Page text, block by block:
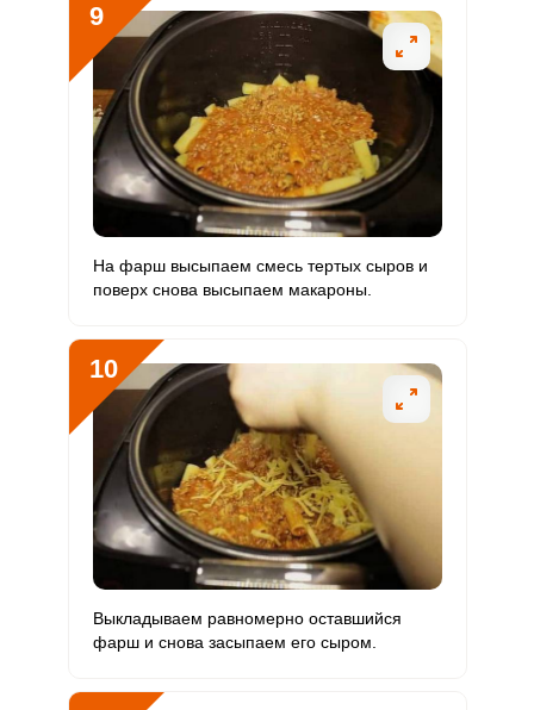
9
На фарш высыпаем смесь тертых сыров и
поверх снова высыпаем макароны.
10
Выкладываем равномерно оставшийся
фарш и снова засыпаем его сыром.